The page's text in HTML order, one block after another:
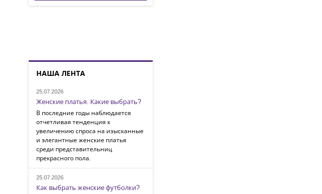
НАША ЛЕНТА
25.07.2026
Женские платья. Какие выбрать?
В последние годы наблюдается
отчетливая тенденция к
увеличению спроса на изысканные
и элегантные женские платья
среди представительниц
прекрасного пола.
25.07.2026
Как выбрать женские футболки?